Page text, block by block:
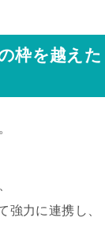
枠を越え
力に連携し、